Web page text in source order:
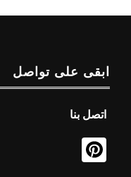
ابقى على تواصل
اتصل بنا